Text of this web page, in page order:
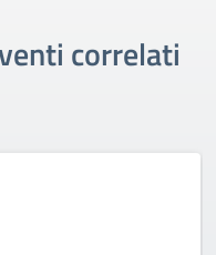
correlati